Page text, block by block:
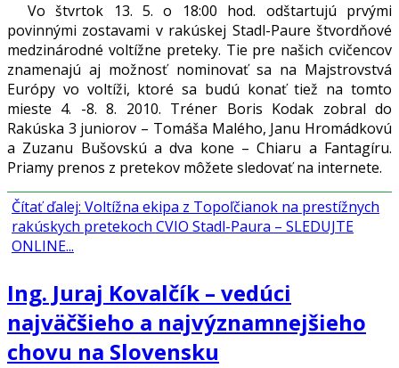
Vo štvrtok 13. 5. o 18:00 hod. odštartujú prvými
povinnými zostavami v rakúskej Stadl-Paure štvordňové
medzinárodné voltížne preteky. Tie pre našich cvičencov
znamenajú aj možnosť nominovať sa na Majstrovstvá
Európy vo voltíži, ktoré sa budú konať tiež na tomto
mieste 4. -8. 8. 2010. Tréner Boris Kodak zobral do
Rakúska 3 juniorov – Tomáša Malého, Janu Hromádkovú
a Zuzanu Bušovskú a dva kone – Chiaru a Fantagíru.
Priamy prenos z pretekov môžete sledovať na internete.
Čítať ďalej: Voltížna ekipa z Topoľčianok na prestížnych
rakúskych pretekoch CVIO Stadl-Paura – SLEDUJTE
ONLINE...
Ing. Juraj Kovalčík – vedúci
najväčšieho a najvýznamnejšieho
chovu na Slovensku